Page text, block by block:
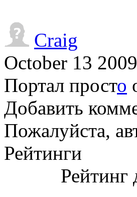
Craig
October 13
Портал просто
Добавить
Пожалуйста,
Рейтинги
Рейтинг